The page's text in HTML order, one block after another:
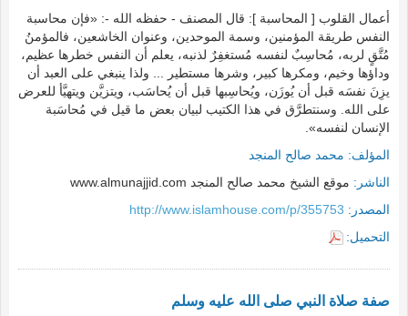
أعمال القلوب [ المحاسبة ]: قال المصنف - حفظه الله -: «فإن محاسبة
النفس طريقة المؤمنين، وسمة الموحدين، وعنوان الخاشعين، فالمؤمنُ
مُتَّقٍ لربه، مُحاسِبٌ لنفسه مُستغفِرٌ لذنبه، يعلم أن النفس خطرها عظيم،
وداؤها وخيم، ومكرها كبير، وشرها مستطير ... ولذا ينبغي على العبد أن
يزِنَ نفسَه قبل أن يُوزَن، ويُحاسِبها قبل أن يُحاسَب، ويتزيَّن ويتهيَّأ للعرض
على الله. وسنتطرَّق في هذا الكتيب لبيان بعض ما قيل في مُحاسَبة
الإنسان لنفسه».
المؤلف: محمد صالح المنجد
الناشر: موقع الشيخ محمد صالح المنجد www.almunajjid.com
المصدر: http://www.islamhouse.com/p/355753
التحميل:
صفة صلاة النبي صلى الله عليه وسلم